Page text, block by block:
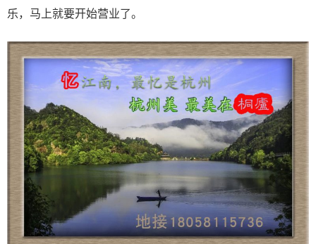
乐，马上就要开始营业了。